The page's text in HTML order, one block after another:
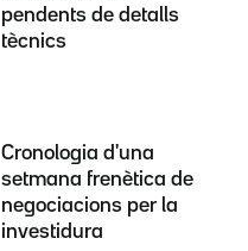
pendents de detalls
tècnics
Cronologia d'una
setmana frenètica de
negociacions per la
investidura